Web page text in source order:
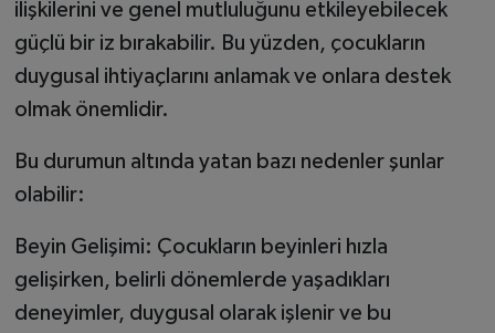
ilişkilerini ve genel mutluluğunu etkileyebilecek
güçlü bir iz bırakabilir. Bu yüzden, çocukların
duygusal ihtiyaçlarını anlamak ve onlara destek
olmak önemlidir.
Bu durumun altında yatan bazı nedenler şunlar
olabilir:
Beyin Gelişimi: Çocukların beyinleri hızla
gelişirken, belirli dönemlerde yaşadıkları
deneyimler, duygusal olarak işlenir ve bu